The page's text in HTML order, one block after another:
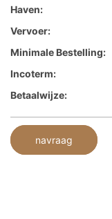
Haven:
Vervoer:
Minimale Bestelling:
Incoterm:
Betaalwijze:
navraag